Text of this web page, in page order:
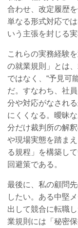
合わせ、改定履歴
単なる形式対応で
いう主張を封じる
これらの実務経験
の就業規則」とは
ではなく、“予見可
だ。すなわち、社
分や対応がなされ
にくくなる。曖昧
分だけ裁判所の解
や現場実態を踏ま
る規程」を構築し
回避策である。
最後に、私の顧問
したい。ある中堅
出して競合に転職
業規則には「秘密